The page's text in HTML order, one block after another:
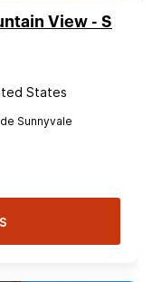
View - S
States
Sunnyvale